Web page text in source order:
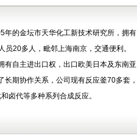
年的金坛市天华化工新技术研究所，拥有
20多人，毗邻上海南京，交通便利。
自主进出口权，出口欧美日本及东南亚
期协作关系，公司现有反应釜70多套，
卤代等多种系列合成反应。